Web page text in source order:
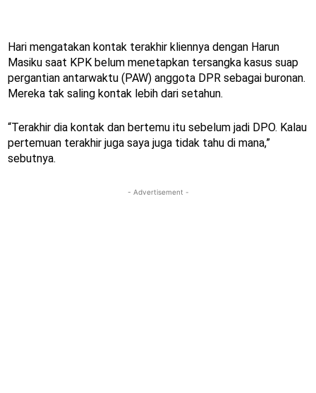
Hari mengatakan kontak terakhir kliennya dengan Harun
Masiku saat KPK belum menetapkan tersangka kasus suap
pergantian antarwaktu (PAW) anggota DPR sebagai buronan.
Mereka tak saling kontak lebih dari setahun.
“Terakhir dia kontak dan bertemu itu sebelum jadi DPO. Kalau
pertemuan terakhir juga saya juga tidak tahu di mana,”
sebutnya.
- Advertisement -